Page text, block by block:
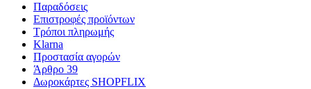
Παραδόσεις
Επιστροφές προϊόντων
Τρόποι πληρωμής
Klarna
Προστασία αγορών
Άρθρο 39
Δωροκάρτες SHOPFLIX